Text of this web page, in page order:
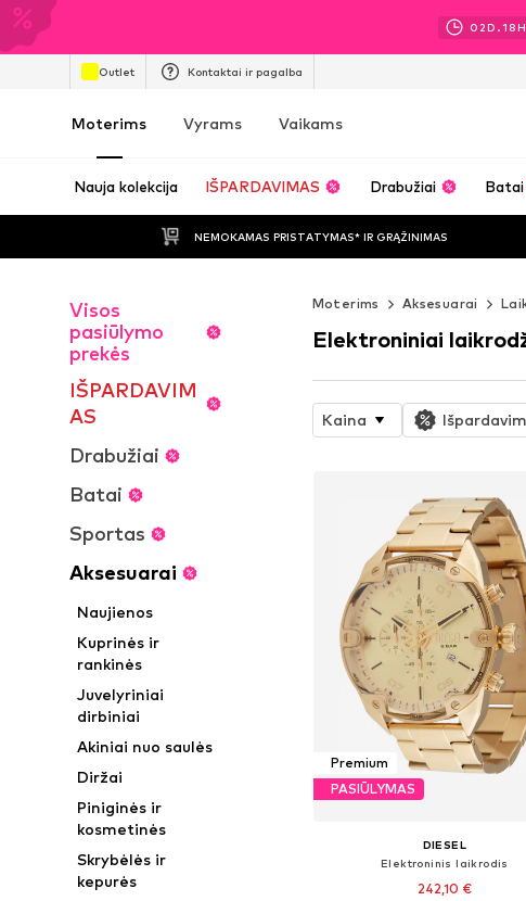
02D.18H
Outlet Kontaktai ir pagalba
Moterims Vyrams Vaikams
Nauja kolekcija IŠPARDAVIMAS Drabužiai Batai
NEMOKAMAS PRISTATYMAS* IR GRĄŽINIMAS
Visos
pasiūlymo
prekės
IŠPARDAVIM
AS
Drabužiai
Batai
Sportas
Aksesuarai
Naujienos
Kuprinės ir
rankinės
Juvelyriniai
dirbiniai
Akiniai nuo saulės
Diržai
Piniginės ir
kosmetinės
Skrybėlės ir
kepurės
Moterims Aksesuarai
Elektroniniai
Kaina
Premium
PASIŪLYMAS
DIESEL
Elektroninis laikrodis
242,10 €